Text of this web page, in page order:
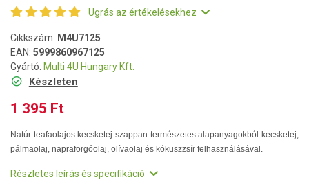
Ugrás az értékelésekhez
Cikkszám: M4U7125
EAN: 5999860967125
Gyártó: Multi 4U Hungary Kft.
Készleten
1 395 Ft
Natúr teafaolajos kecsketej szappan természetes alapanyagokból kecsketej,
pálmaolaj, napraforgóolaj, olívaolaj és kókuszzsír felhasználásával.
Részletes leírás és specifikáció